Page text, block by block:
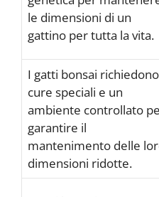
le dimensioni di un
gattino per tutta la vita.
I gatti bonsai richiedono
cure speciali e un
ambiente controllato
garantire il
mantenimento delle
dimensioni ridotte.